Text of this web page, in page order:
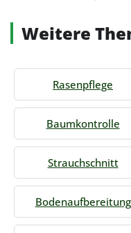
Weitere
Rasenpflege
Baumkontrolle
Strauchschnitt
Bodenaufbereitung